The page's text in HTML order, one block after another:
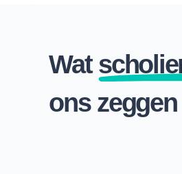
Wat
ons zeggen